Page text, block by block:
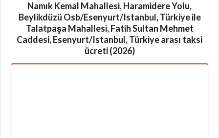
Namık Kemal Mahallesi, Haramidere Yolu,
Beylikdüzü Osb/Esenyurt/Istanbul, Türkiye ile
Talatpaşa Mahallesi, Fatih Sultan Mehmet
Caddesi, Esenyurt/Istanbul, Türkiye arası taksi
ücreti (2026)